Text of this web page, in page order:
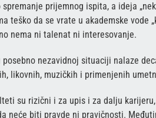
prijemnog ispita, a ideja
teško da se vrate u akademske vode
nema ni talenat ni interesovanje.
posebno nezavidnoj situaciji nalaze
likovnih, muzičkih i primenjenih
su rizični i za upis i za dalju
neće biti pravde ni pravičnosti.